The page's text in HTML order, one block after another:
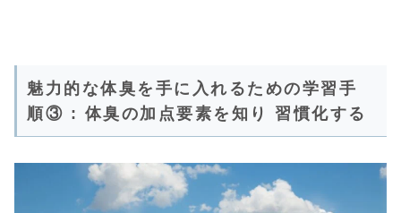
魅力的な体臭を手に入れるための学習手
順③ : 体臭の加点要素を知り 習慣化する